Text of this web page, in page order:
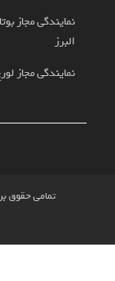
مجاز بوتان و سرویسکار
مجاز لورچ، بوش، بیتا در
حقوق برای نمایندگی